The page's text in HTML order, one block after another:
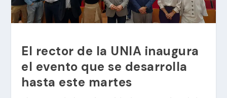
El rector de la UNIA inaugura
el evento que se desarrolla
hasta este martes